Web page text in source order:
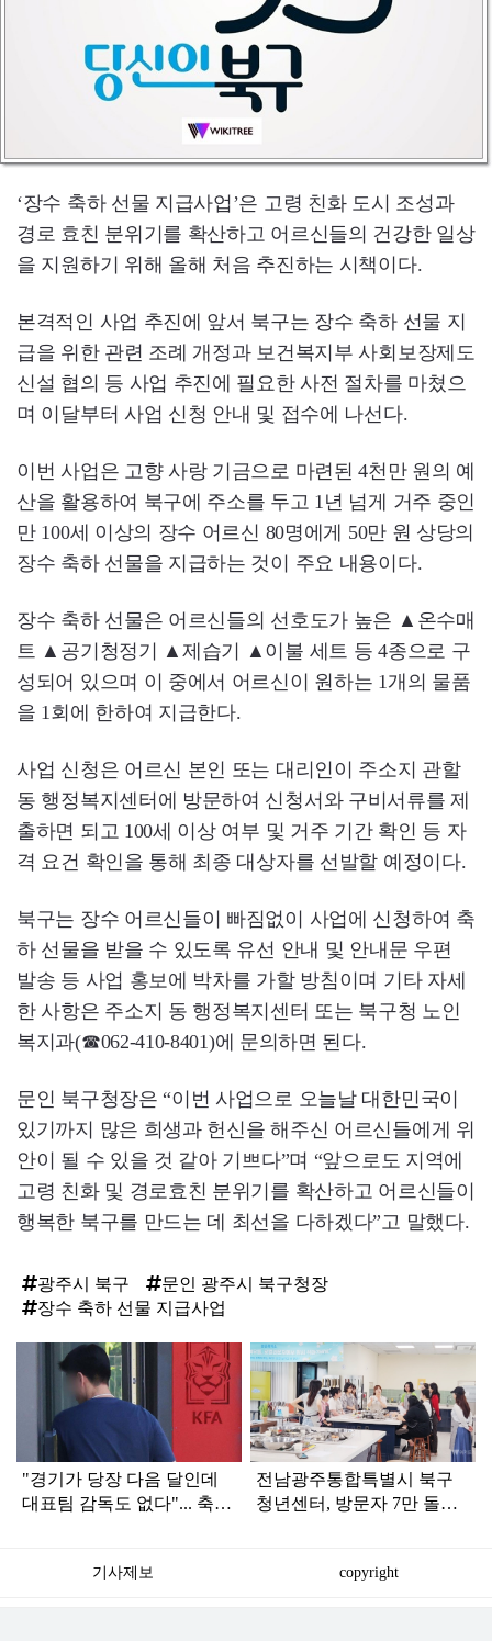
‘장수 축하 선물 지급사업’은 고령 친화 도시 조성과
경로 효친 분위기를 확산하고 어르신들의 건강한 일상
을 지원하기 위해 올해 처음 추진하는 시책이다.
본격적인 사업 추진에 앞서 북구는 장수 축하 선물 지
급을 위한 관련 조례 개정과 보건복지부 사회보장제도
신설 협의 등 사업 추진에 필요한 사전 절차를 마쳤으
며 이달부터 사업 신청 안내 및 접수에 나선다.
이번 사업은 고향 사랑 기금으로 마련된 4천만 원의 예
산을 활용하여 북구에 주소를 두고 1년 넘게 거주 중인
만 100세 이상의 장수 어르신 80명에게 50만 원 상당의
장수 축하 선물을 지급하는 것이 주요 내용이다.
장수 축하 선물은 어르신들의 선호도가 높은 ▲온수매
트 ▲공기청정기 ▲제습기 ▲이불 세트 등 4종으로 구
성되어 있으며 이 중에서 어르신이 원하는 1개의 물품
을 1회에 한하여 지급한다.
사업 신청은 어르신 본인 또는 대리인이 주소지 관할
동 행정복지센터에 방문하여 신청서와 구비서류를 제
출하면 되고 100세 이상 여부 및 거주 기간 확인 등 자
격 요건 확인을 통해 최종 대상자를 선발할 예정이다.
북구는 장수 어르신들이 빠짐없이 사업에 신청하여 축
하 선물을 받을 수 있도록 유선 안내 및 안내문 우편
발송 등 사업 홍보에 박차를 가할 방침이며 기타 자세
한 사항은 주소지 동 행정복지센터 또는 북구청 노인
복지과(☎062-410-8401)에 문의하면 된다.
문인 북구청장은 “이번 사업으로 오늘날 대한민국이
있기까지 많은 희생과 헌신을 해주신 어르신들에게 위
안이 될 수 있을 것 같아 기쁘다”며 “앞으로도 지역에
고령 친화 및 경로효친 분위기를 확산하고 어르신들이
행복한 북구를 만드는 데 최선을 다하겠다”고 말했다.
광주시 북구
문인 광주시 북구청장
장수 축하 선물 지급사업
"경기가 당장 다음 달인데
대표팀 감독도 없다"... 축구
전남광주통합특별시 북구
청년센터, 방문자 7만 돌파
기사제보 copyright